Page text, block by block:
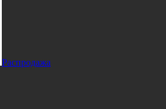
Распродажа